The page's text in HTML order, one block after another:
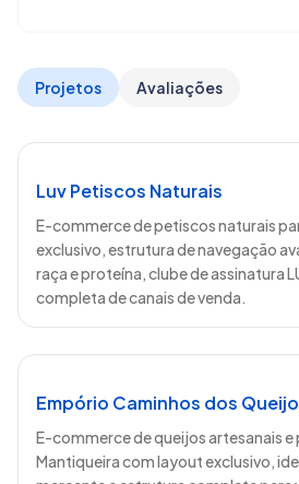
Projetos Avaliações
Luv Petiscos Naturais
E-commerce de petiscos naturais
exclusivo, estrutura de navegação
raça e proteína, clube de assinatura
completa de canais de venda.
Empório Caminhos dos
E-commerce de queijos artesanais
Mantiqueira com layout exclusivo,